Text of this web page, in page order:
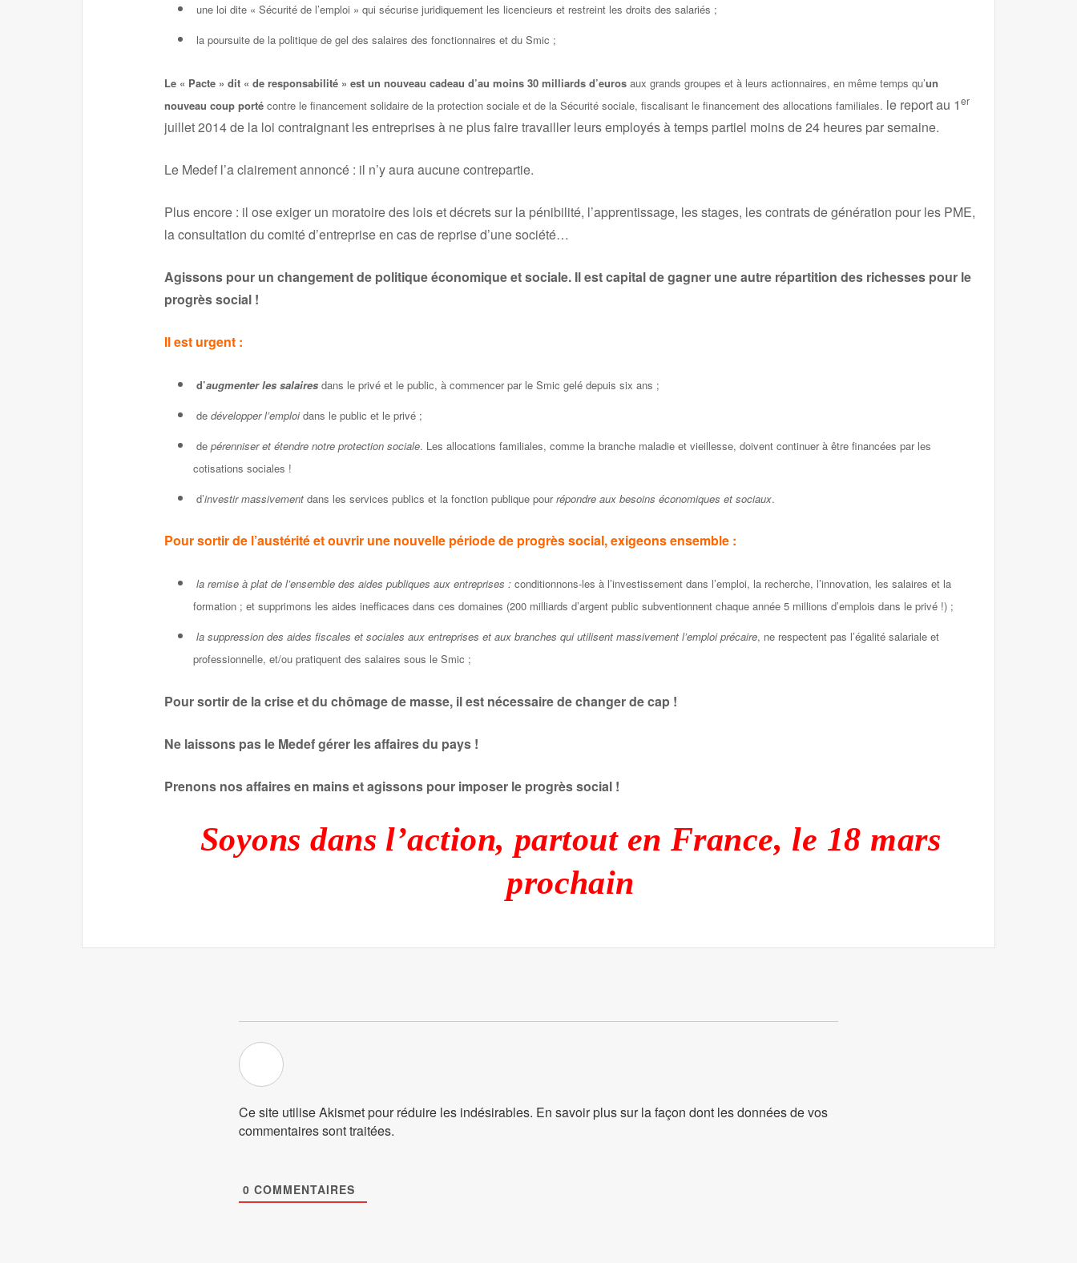
une loi dite « Sécurité de l’emploi » qui sécurise juridiquement les licencieurs et restreint les droits des salariés ;
la poursuite de la politique de gel des salaires des fonctionnaires et du Smic ;
Le « Pacte » dit « de responsabilité » est un nouveau cadeau d’au moins 30 milliards d’euros aux grands groupes et à leurs actionnaires, en même temps qu’un
nouveau coup porté contre le financement solidaire de la protection sociale et de la Sécurité sociale, fiscalisant le financement des allocations familiales. le report au 1er
juillet 2014 de la loi contraignant les entreprises à ne plus faire travailler leurs employés à temps partiel moins de 24 heures par semaine.
Le Medef l’a clairement annoncé : il n’y aura aucune contrepartie.
Plus encore : il ose exiger un moratoire des lois et décrets sur la pénibilité, l’apprentissage, les stages, les contrats de génération pour les PME,
la consultation du comité d’entreprise en cas de reprise d’une société…
Agissons pour un changement de politique économique et sociale. Il est capital de gagner une autre répartition des richesses pour le
progrès social !
Il est urgent :
d’augmenter les salaires dans le privé et le public, à commencer par le Smic gelé depuis six ans ;
de développer l’emploidans le public et le privé ;
de pérenniser et étendre notre protection sociale. Les allocations familiales, comme la branche maladie et vieillesse, doivent continuer à être financées par les
cotisations sociales !
d’investir massivement dans les services publics et la fonction publique pourrépondre aux besoins économiques et sociaux.
Pour sortir de l’austérité et ouvrir une nouvelle période de progrès social, exigeons ensemble :
la remise à plat de l’ensemble des aides publiques aux entreprises : conditionnons-les à l’investissement dans l’emploi, la recherche, l’innovation, les salaires et la
formation ; et supprimons les aides inefficaces dans ces domaines (200 milliards d’argent public subventionnent chaque année 5 millions d’emplois dans le privé !) ;
la suppression des aides fiscales et sociales aux entreprises et aux branches qui utilisent massivement l’emploi précaire, ne respectent pas l’égalité salariale et
professionnelle, et/ou pratiquent des salaires sous le Smic ;
Pour sortir de la crise et du chômage de masse, il est nécessaire de changer de cap !
Ne laissons pas le Medef gérer les affaires du pays !
Prenons nos affaires en mains et agissons pour imposer le progrès social !
Soyons dans l’action, partout en France, le 18 mars
prochain
Ce site utilise Akismet pour réduire les indésirables. En savoir plus sur la façon dont les données de vos
commentaires sont traitées.
0 COMMENTAIRES